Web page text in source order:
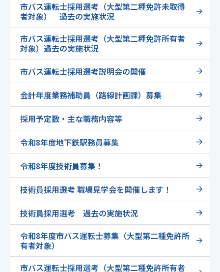
市バス運転士採用選考（大型第二種免許未取得
者対象） 過去の実施状況
市バス運転士採用選考（大型第二種免許所有者
対象）過去の実施状況
市バス運転士採用選考説明会の開催
会計年度業務補助員（路線計画課）募集
採用予定数・主な職務内容等
令和8年度地下鉄駅務員募集
令和8年度技術員募集！
技術員採用選考 職場見学会を開催します！
技術員採用選考 過去の実施状況
令和8年度市バス運転士募集（大型第二種免許所
有者対象）
市バス運転士採用選考（大型第二種免許所有者